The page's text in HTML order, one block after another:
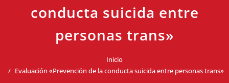
conducta suicida entre
personas trans»
Inicio
Evaluación «Prevención de la conducta suicida entre personas trans»